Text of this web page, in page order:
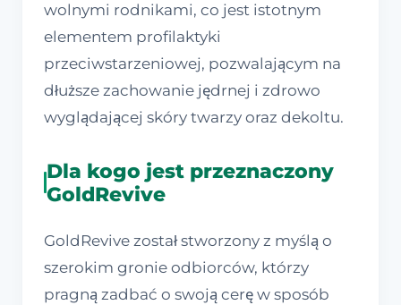
wolnymi rodnikami, co jest istotnym
elementem profilaktyki
przeciwstarzeniowej, pozwalającym na
dłuższe zachowanie jędrnej i zdrowo
wyglądającej skóry twarzy oraz dekoltu.
Dla kogo jest przeznaczony
GoldRevive
GoldRevive został stworzony z myślą o
szerokim gronie odbiorców, którzy
pragną zadbać o swoją cerę w sposób